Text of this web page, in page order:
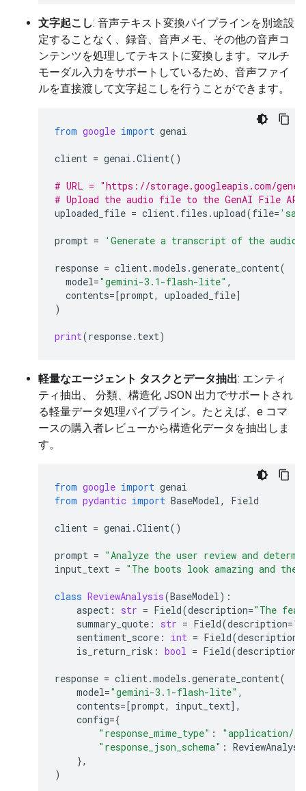
文字起こし: 音声テキスト変換パイプラインを別途設
定することなく、録音、音声メモ、その他の音声コ
ンテンツを処理してテキストに変換します。マルチ
モーダル入力をサポートしているため、音声ファイ
ルを直接渡して文字起こしを行うことができます。
from google import genai
client = genai .Client()
# URL = "https://storage.googleapis.com/
# Upload the audio file to the GenAI File API
uploaded_file = client. files .upload(file=
prompt = 'Generate a transcript of the
response = client.models .generate_content(
model="gemini-3.1-flash-lite" ,
contents=[prompt, uploaded_file]
)
print(response. text)
軽量なエージェント タスクとデータ抽出: エンティ
ティ抽出、 分類、構造化 JSON 出力でサポートされ
る軽量データ処理パイプライン。たとえば、e コマ
ースの購入者レビューから構造化データを抽出しま
す。
from google import genai
from pydantic import BaseModel, Field
client = genai .Client()
prompt = "Analyze the user review and
input_text = "The boots look amazing and
class ReviewAnalysis(BaseModel):
aspect : str = Field(description="The
summary_quote : str = Field(description=
sentiment_score : int = Field(description
is_return_risk : bool = Field(description
response = client.models .generate_content(
model="gemini-3.1-flash-lite" ,
contents=[prompt, input_text],
config={
"response_mime_type" :
"application/
"response_json_schema" :
},
)